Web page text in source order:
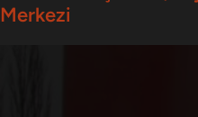
Merkezi